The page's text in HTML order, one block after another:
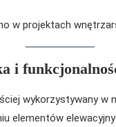
w projektach
i
wykorzystywany w
elementów